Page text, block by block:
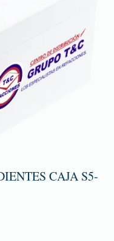
CAJA S5-